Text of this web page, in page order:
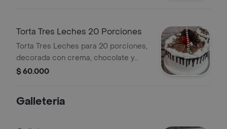
Torta Tres Leches 20 Porciones
Torta Tres Leches para 20 porciones,
decorada con crema, chocolate y
fresa.
$ 60.000
Galleteria